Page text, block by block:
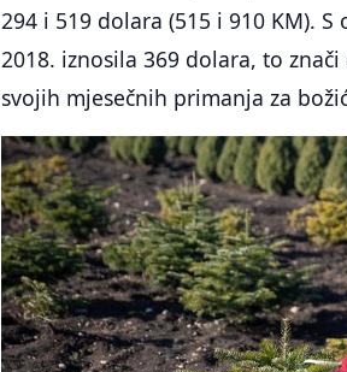
294 i 519 dolara (515 i 910 KM).
2018. iznosila 369 dolara, to
svojih mjesečnih primanja za